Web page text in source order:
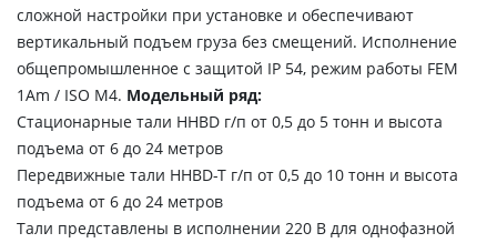
сложной настройки при установке и обеспечивают
вертикальный подъем груза без смещений. Исполнение
общепромышленное с защитой IP 54, режим работы FEM
1Аm / ISO M4. Модельный ряд:
Стационарные тали HHBD г/п от 0,5 до 5 тонн и высота
подъема от 6 до 24 метров
Передвижные тали HHBD-T г/п от 0,5 до 10 тонн и высота
подъема от 6 до 24 метров
Тали представлены в исполнении 220 В для однофазной